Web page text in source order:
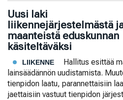
Uusi laki
liikennejärjestelmästä
maanteistä eduskunnan
käsiteltäväksi
LIIKENNE
Hallitus esittää
lainsäädännön uudistamista.
tienpidon laatu, parannettaisiin
jaettaisiin vastuut tienpidon